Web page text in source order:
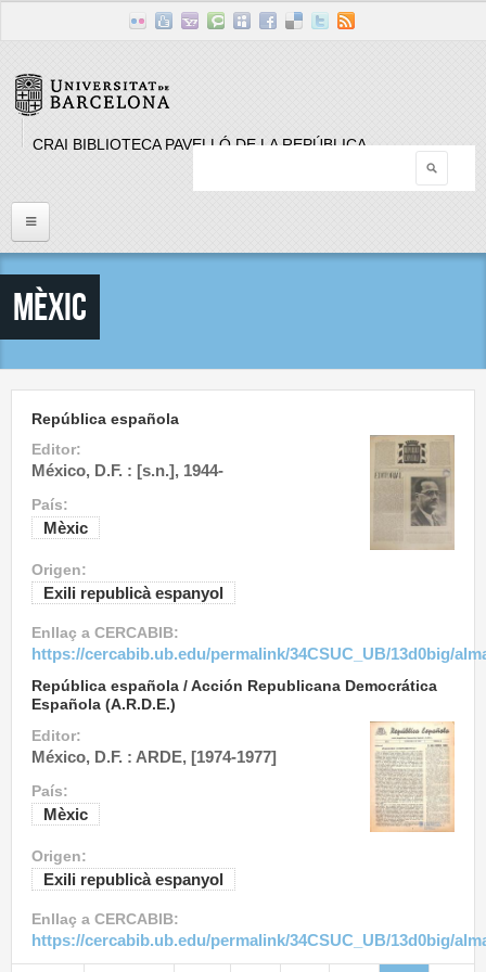
CRAI BIBLIOTECA PAVELLÓ DE LA REPÚBLICA
Inici
Llistat Publicacions periòdiques
Mèxic
República española
Editor:
México, D.F. : [s.n.], 1944-
País:
Mèxic
Origen:
Exili republicà espanyol
Enllaç a CERCABIB:
https://cercabib.ub.edu/permalink/34CSUC_UB/13d0big/
República española / Acción Republicana Democrática
Española (A.R.D.E.)
Editor:
México, D.F. : ARDE, [1974-1977]
País:
Mèxic
Origen:
Exili republicà espanyol
Enllaç a CERCABIB:
https://cercabib.ub.edu/permalink/34CSUC_UB/13d0big/